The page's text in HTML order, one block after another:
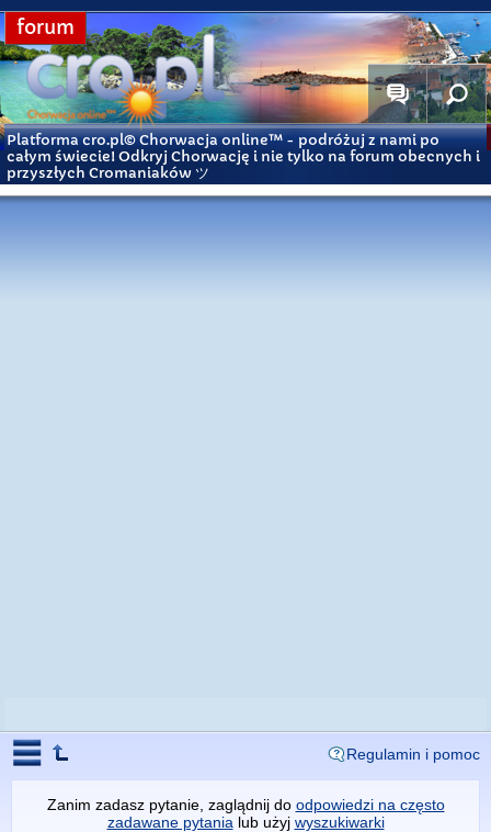
forum
Platforma cro.pl© Chorwacja online™ - podróżuj z nami po
całym świecie! Odkryj Chorwację i nie tylko na forum obecnych i
przyszłych Cromaniaków ツ
Regulamin i pomoc
Zanim zadasz pytanie, zaglądnij do odpowiedzi na często
zadawane pytania lub użyj wyszukiwarki